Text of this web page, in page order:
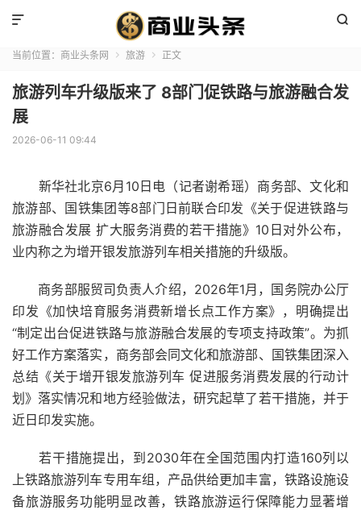


当前位置： 商业头条网  旅游  正文
旅游列车升级版来了 8部门促铁路与旅游融合发
展
2026-06-11 09:44
新华社北京6月10日电（记者谢希瑶） 商务部、文化和
旅游部、国铁集团等8部门 日前联合印发《关于促进铁路与
旅游融合发展 扩大服务消费的若干措施》10日对外公布，
业内称之为增开银发旅游列车相关措施的升级版。
商务部服贸司 负责人介绍，2026年1月， 国务院办公厅
印发《加快培育服务消费新增长点工作方案》，明确提出
“制定出台促进铁路与旅游融合发展的专项支持政策”。为抓
好工作方案落实，商务部会同文化和旅游部、国铁集团深入
总结《关于增开银发旅游列车 促进服务消费发展的行动计
划》落实情况和地方经验做法，研究起草了若干措施，并于
近日印发实施。
若干措施提出，到2030年在全国范围内打造160列以
上铁路旅游列车专用 车组 ， 产品供给更加丰富，铁路设施设
备旅游服务功能明显改善，铁路旅游运行保障能力显著增